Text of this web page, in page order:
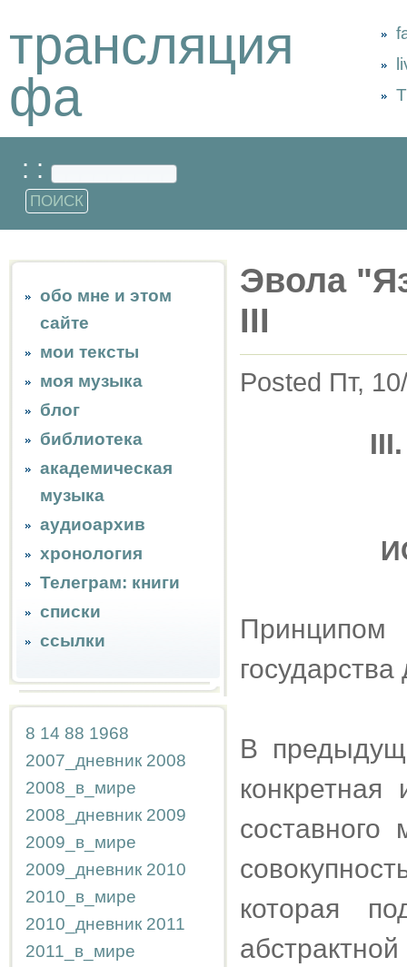
трансляция
фа
: :
обо мне и этом
сайте
мои тексты
моя музыка
блог
библиотека
академическая
музыка
аудиоархив
хронология
Телеграм: книги
списки
ссылки
8 14 88 1968
2007_дневник 2008
2008_в_мире
2008_дневник 2009
2009_в_мире
2009_дневник 2010
2010_в_мире
2010_дневник 2011
2011_в_мире
Эвола
III
Posted Пт,
В
конкретная
составного
которая